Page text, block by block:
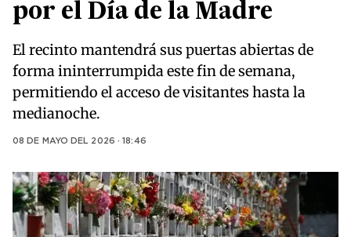
por el Día de la Madre
El recinto mantendrá sus puertas abiertas de
forma ininterrumpida este fin de semana,
permitiendo el acceso de visitantes hasta la
medianoche.
08 DE MAYO DEL 2026 · 18:46